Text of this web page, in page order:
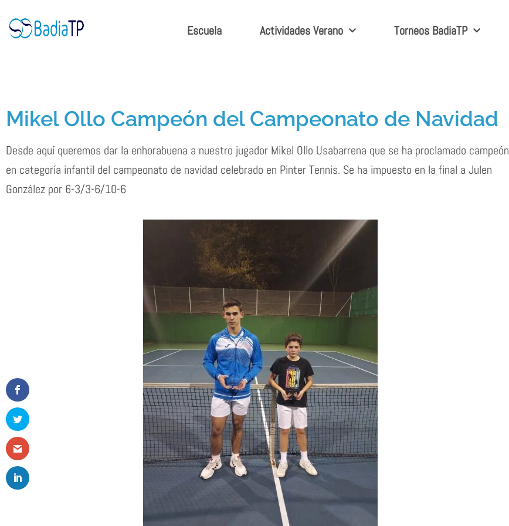
Escuela Actividades Verano Torneos BadiaTP
Mikel Ollo Campeón del Campeonato de Navidad
Desde aquí queremos dar la enhorabuena a nuestro jugador Mikel Ollo Usabarrena que se ha proclamado campeón
en categoría infantil del campeonato de navidad celebrado en Pinter Tennis. Se ha impuesto en la final a Julen
González por 6-3/3-6/10-6